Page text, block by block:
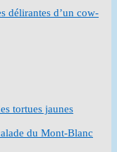
délirantes d’un cow-
tortues jaunes
du Mont-Blanc